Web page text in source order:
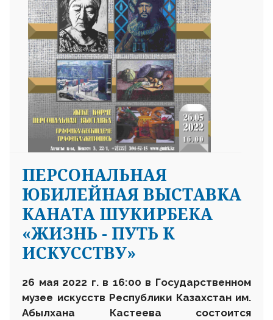
ПЕРСОНАЛЬНАЯ
ЮБИЛЕЙНАЯ ВЫСТАВКА
КАНАТА ШУКИРБЕКА
«ЖИЗНЬ - ПУТЬ К
ИСКУССТВУ»
26 мая 2022 г. в 16:00 в Государственном
музее искусств Республики Казахстан им.
Абылхана Кастеева состоится